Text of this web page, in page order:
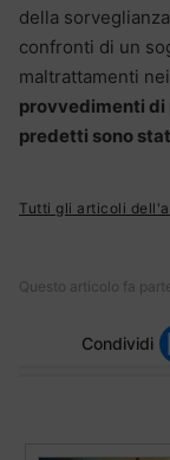
della
confronti di un
maltrattamenti
provvedimenti di
predetti sono
Tutti gli articoli
Questo articolo fa
Condividi